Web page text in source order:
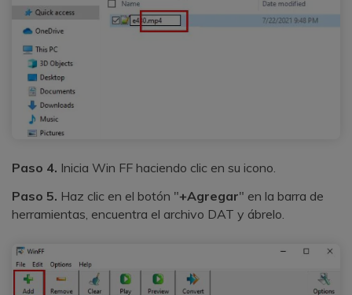
Paso 4. Inicia Win FF haciendo clic en su icono.
Paso 5. Haz clic en el botón "+Agregar" en la barra de
herramientas, encuentra el archivo DAT y ábrelo.